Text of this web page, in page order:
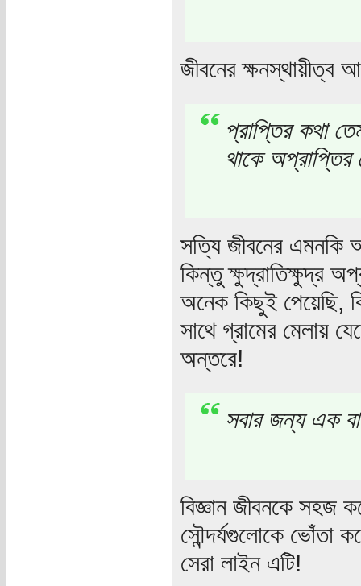
জীবনের ক্ষনস্থায়ীত্ব
প্রাপ্তির কথা
থাকে অপ্রাপ্তির
সত্যি জীবনের এমনকি
কিন্তু ক্ষুদ্রাতিক্ষুদ্র
অনেক কিছুই পেয়েছি,
সাথে গ্রামের মেলায়
অন্তরে!
সবার জন্য এক
বিজ্ঞান জীবনকে সহজ
সৌন্দর্যগুলোকে ভোঁতা
সেরা লাইন এটি!